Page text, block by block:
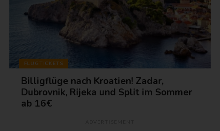
FLUGTICKETS
Billigflüge nach Kroatien! Zadar,
Dubrovnik, Rijeka und Split im Sommer
ab 16€